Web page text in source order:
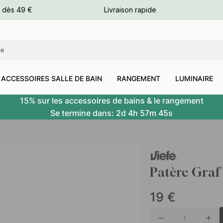
dès 49 € Livraison rapide
ACCESSOIRES SALLE DE BAIN RANGEMENT LUMINAIRE
15% sur les accessoires de bains & le rangement
Se termine dans: 2d 4h 57m 44s
Patère
19 €